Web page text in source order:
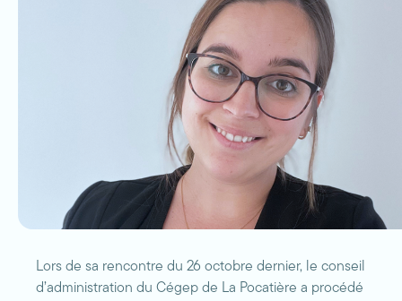
Lors de sa rencontre du 26 octobre dernier, le conseil
d’administration du Cégep de La Pocatière a procédé